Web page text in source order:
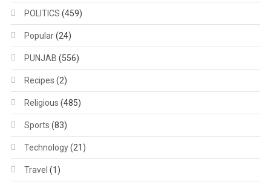
POLITICS (459)
Popular(24)
PUNJAB (556)
Recipes (2)
Religious (485)
Sports (83)
Technology(21)
Travel (1)